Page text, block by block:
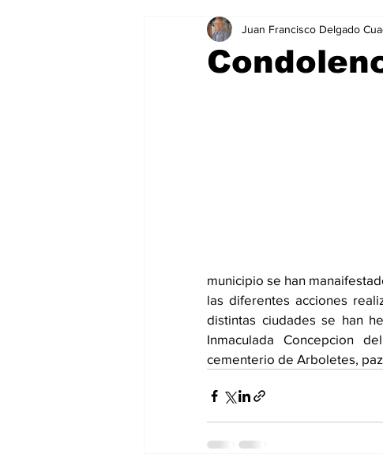
Ventana Sociales
Juan Francisco Delgado
municipio se han
las diferentes acciones
distintas ciudades se han
Inmaculada Concepcion
cementerio de Arboletes,